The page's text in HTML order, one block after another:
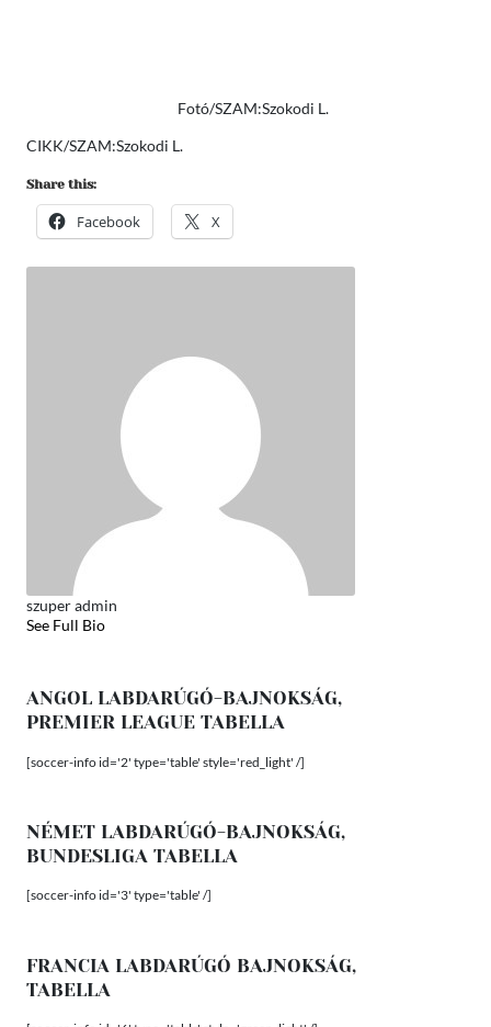
Fotó/SZAM:Szokodi L.
CIKK/SZAM:Szokodi L.
Share this:
Facebook X
szuper admin
See Full Bio
ANGOL LABDARÚGÓ-BAJNOKSÁG,
PREMIER LEAGUE TABELLA
[soccer-info id='2' type='table' style='red_light' /]
NÉMET LABDARÚGÓ-BAJNOKSÁG,
BUNDESLIGA TABELLA
[soccer-info id='3' type='table' /]
FRANCIA LABDARÚGÓ BAJNOKSÁG,
TABELLA